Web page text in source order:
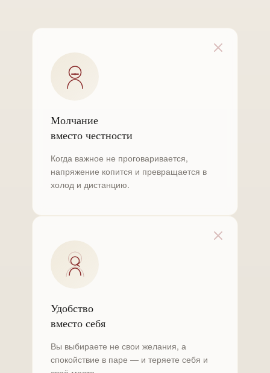
Молчание
вместо честности
Когда важное не проговаривается,
напряжение копится и превращается в
холод и дистанцию.
Удобство
вместо себя
Вы выбираете не свои желания, а
спокойствие в паре — и теряете себя и